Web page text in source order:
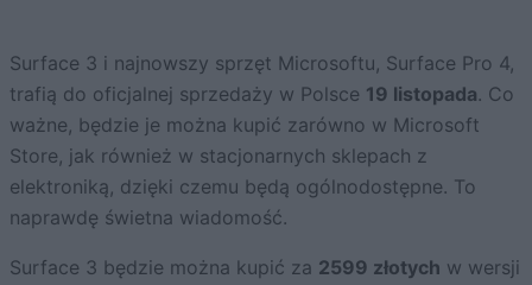
Surface 3 i najnowszy sprzęt Microsoftu, Surface Pro 4,
trafią do oficjalnej sprzedaży w Polsce 19 listopada. Co
ważne, będzie je można kupić zarówno w Microsoft
Store, jak również w stacjonarnych sklepach z
elektroniką, dzięki czemu będą ogólnodostępne. To
naprawdę świetna wiadomość.
Surface 3 będzie można kupić za 2599 złotych w wersji